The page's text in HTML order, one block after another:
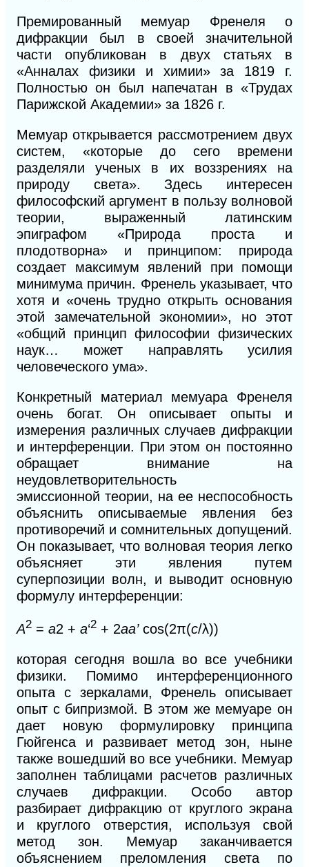
Премированный мемуар Френеля о
дифракции был в своей значительной
части опубликован в двух статьях в
«Анналах физики и химии» за 1819 г.
Полностью он был напечатан в «Трудах
Парижской Академии» за 1826 г.
Мемуар открывается рассмотрением двух
систем, «которые до сего времени
разделяли ученых в их воззрениях на
природу света». Здесь интересен
философский аргумент в пользу волновой
теории, выраженный латинским
эпиграфом «Природа проста и
плодотворна» и принципом: природа
создает максимум явлений при помощи
минимума причин. Френель указывает, что
хотя и «очень трудно открыть основания
этой замечательной экономии», но этот
«общий принцип философии физических
наук… может направлять усилия
человеческого ума».
Конкретный материал мемуара Френеля
очень богат. Он описывает опыты и
измерения различных случаев дифракции
и интерференции. При этом он постоянно
обращает внимание на
неудовлетворительность
эмиссионной теории, на ее неспособность
объяснить описываемые явления без
противоречий и сомнительных допущений.
Он показывает, что волновая теория легко
объясняет эти явления путем
суперпозиции волн, и выводит основную
формулу интерференции:
A2 = a2 + a‘2 + 2aa’cos(2π(c/λ))
которая сегодня вошла во все учебники
физики. Помимо интерференционного
опыта с зеркалами, Френель описывает
опыт с бипризмой. В этом же мемуаре он
дает новую формулировку принципа
Гюйгенса и развивает метод зон, ныне
также вошедший во все учебники. Мемуар
заполнен таблицами расчетов различных
случаев дифракции. Особо автор
разбирает дифракцию от круглого экрана
и круглого отверстия, используя свой
метод зон. Мемуар заканчивается
объяснением преломления света по